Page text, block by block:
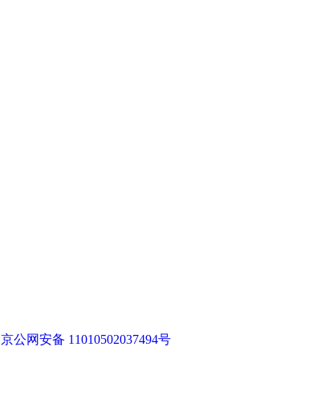
京公网安备 11010502037494号